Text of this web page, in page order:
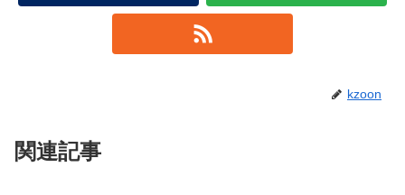
kzoon
関連記事